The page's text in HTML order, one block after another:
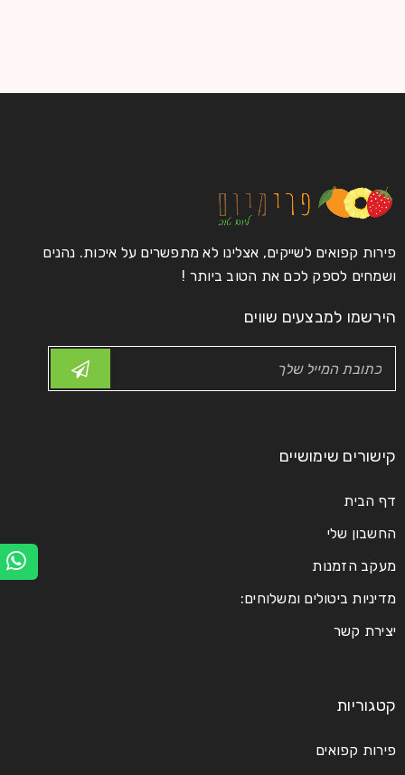
פירות קפואים לשייקים, אצלינו לא מתפשרים על איכות. נהנים
ושמחים לספק לכם את הטוב ביותר !
הירשמו למבצעים שווים
קישורים שימושיים
דף הבית
החשבון שלי
מעקב הזמנות
מדיניות ביטולים ומשלוחים:
יצירת קשר
קטגוריות
פירות קפואים